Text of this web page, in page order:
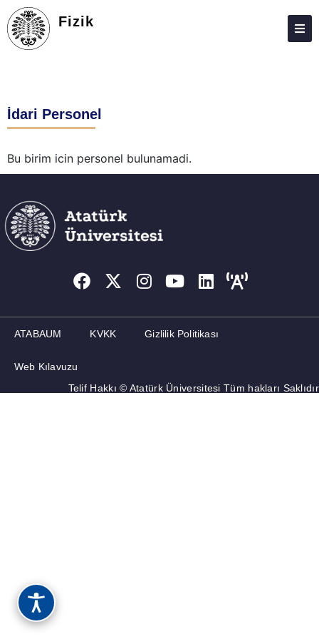
Fizik
LISANS
ARAŞTIRMA
TOPLUMA KATKI
ADAY ÖĞRENCILER
İLETIŞIM
İdari Personel
Bu birim icin personel bulunamadi.
ATABAUM KVKK Gizlilik Politikası
Web Kılavuzu
Telif Hakkı © Atatürk Üniversitesi Tüm hakları Saklıdır